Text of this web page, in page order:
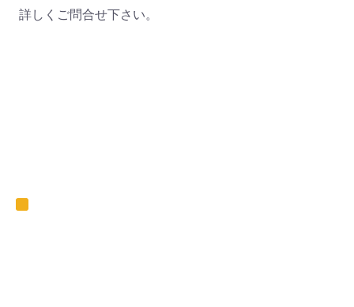
詳しくご問合せ下さい。